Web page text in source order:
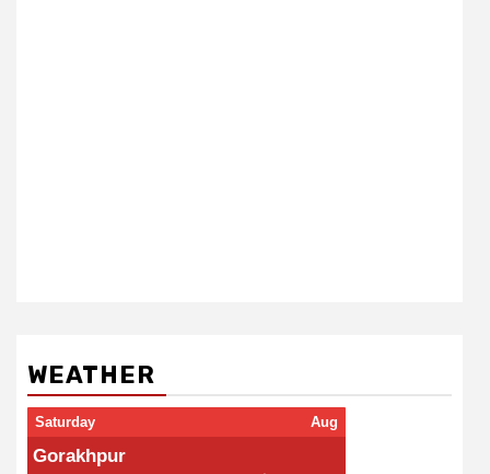
WEATHER
Saturday Aug
Gorakhpur